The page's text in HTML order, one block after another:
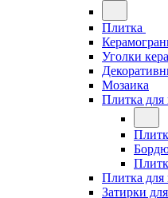
Плитка
Уголки
Мозаика
Плитка для
Плитка для
Затирки